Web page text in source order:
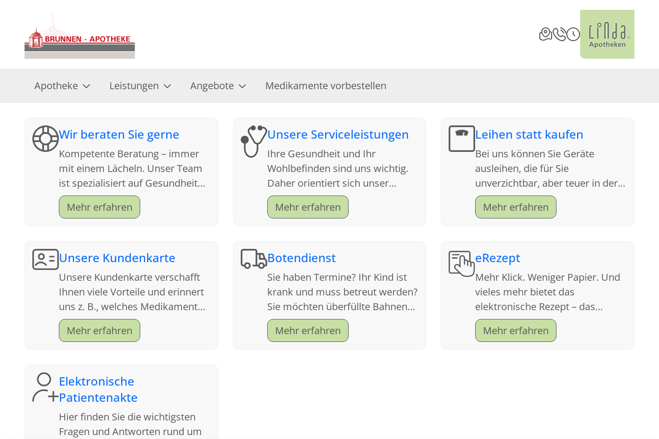
Apotheke Leistungen Angebote Medikamente vorbestellen
Wir beraten Sie gerne
Kompetente Beratung – immer
mit einem Lächeln. Unser Team
ist spezialisiert auf Gesundheit
und Kundenfreundlichkeit.
Mehr erfahren
Unsere Serviceleistungen
Ihre Gesundheit und Ihr
Wohlbefinden sind uns wichtig.
Daher orientiert sich unser
Service an Ihren Wünschen. Wir
freuen uns auf Ihren Besuch.
Mehr erfahren
Leihen statt kaufen
Bei uns können Sie Geräte
ausleihen, die für Sie
unverzichtbar, aber teuer in der
Anschaffung sind. Sprechen Sie
uns an, wir beraten Sie gern.
Mehr erfahren
Unsere Kundenkarte
Unsere Kundenkarte verschafft
Ihnen viele Vorteile und erinnert
uns z. B., welches Medikament
Ihnen letztes Jahr bei der Grippe
geholfen hat.
Mehr erfahren
Botendienst
Sie haben Termine? Ihr Kind ist
krank und muss betreut werden?
Sie möchten überfüllte Bahnen
meiden und sich die
nervenzehrende Parkplatzsuche
Mehr erfahren
eRezept
Mehr Klick. Weniger Papier. Und
vieles mehr bietet das
elektronische Rezept – das
sogenannte eRezept. Lesen Sie
gerne unsere für Sie erstellten
Mehr erfahren
Elektronische
Patientenakte
Hier finden Sie die wichtigsten
Fragen und Antworten rund um